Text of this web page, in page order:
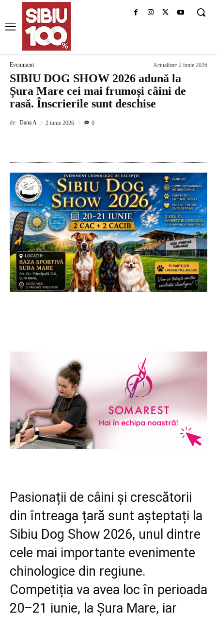
Eveniment Actualizat: 2 iunie 2026
SIBIU DOG SHOW 2026 adună la
Șura Mare cei mai frumoși câini de
rasă. Înscrierile sunt deschise
de: Dana A 2 iunie 2026 0
Pasionații de câini și crescătorii
din întreaga țară sunt așteptați la
Sibiu Dog Show 2026, unul dintre
cele mai importante evenimente
chinologice din regiune.
Competiția va avea loc în perioada
20–21 iunie, la Șura Mare, iar